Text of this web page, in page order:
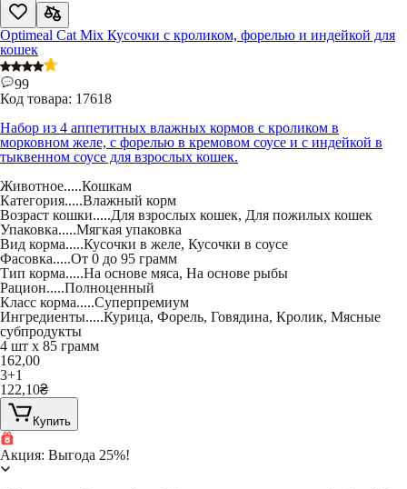
Optimeal Cat Mix Кусочки с кроликом, форелью и индейкой для
кошек
99
Код товара: 17618
Набор из 4 аппетитных влажных кормов с кроликом в
морковном желе, с форелью в кремовом соусе и с индейкой в
тыквенном соусе для взрослых кошек.
Животное.....Кошкам
Категория.....Влажный корм
Возраст кошки.....Для взрослых кошек, Для пожилых кошек
Упаковка.....Мягкая упаковка
Вид корма.....Кусочки в желе, Кусочки в соусе
Фасовка.....От 0 до 95 грамм
Тип корма.....На основе мяса, На основе рыбы
Рацион.....Полноценный
Класс корма.....Суперпремиум
Ингредиенты.....Курица, Форель, Говядина, Кролик, Мясные
субпродукты
4 шт х 85 грамм
162,00
3+1
122,10₴
Купить
Акция: Выгода 25%!